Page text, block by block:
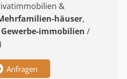
&
häuser,
Gewerbe-immobilien /
Anfragen